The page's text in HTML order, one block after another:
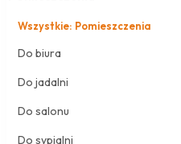
Wszystkie: Pomieszczenia
Do biura
Do jadalni
Do salonu
Do sypialni